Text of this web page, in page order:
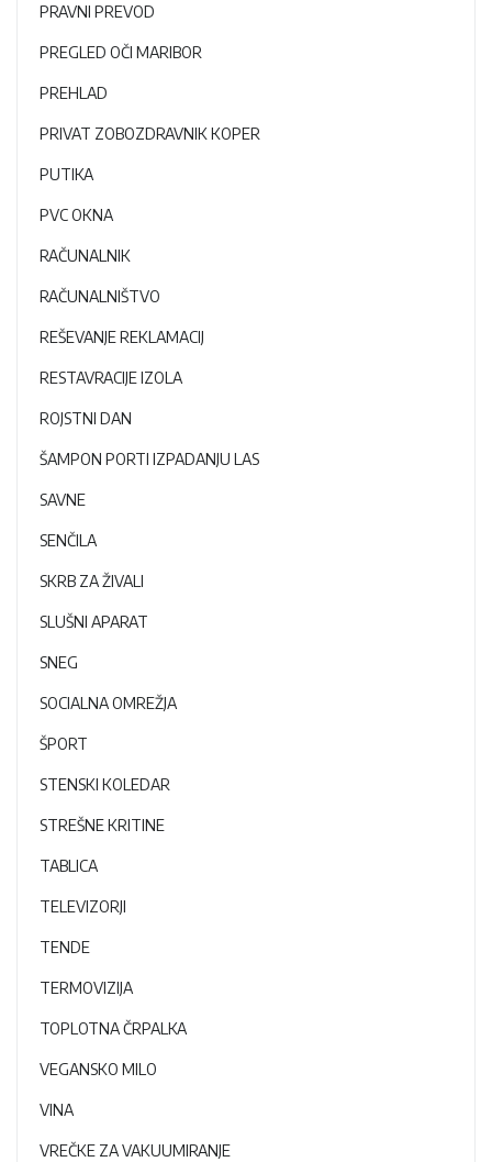
PRAVNI PREVOD
PREGLED OČI MARIBOR
PREHLAD
PRIVAT ZOBOZDRAVNIK KOPER
PUTIKA
PVC OKNA
RAČUNALNIK
RAČUNALNIŠTVO
REŠEVANJE REKLAMACIJ
RESTAVRACIJE IZOLA
ROJSTNI DAN
ŠAMPON PORTI IZPADANJU LAS
SAVNE
SENČILA
SKRB ZA ŽIVALI
SLUŠNI APARAT
SNEG
SOCIALNA OMREŽJA
ŠPORT
STENSKI KOLEDAR
STREŠNE KRITINE
TABLICA
TELEVIZORJI
TENDE
TERMOVIZIJA
TOPLOTNA ČRPALKA
VEGANSKO MILO
VINA
VREČKE ZA VAKUUMIRANJE